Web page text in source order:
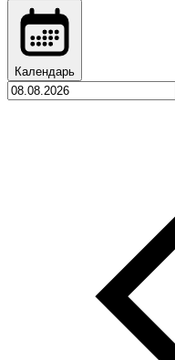
Календарь